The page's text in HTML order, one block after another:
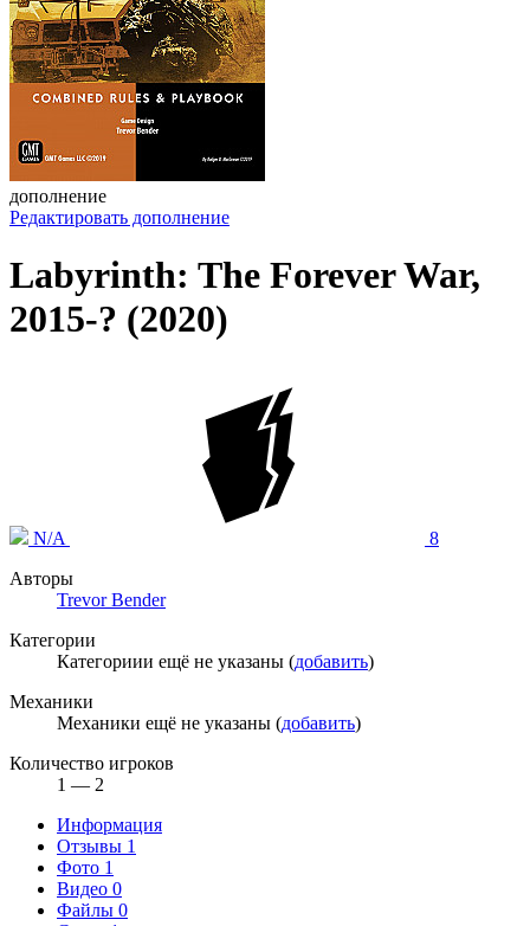
дополнение
Редактировать дополнение
Labyrinth: The Forever War,
2015-? (2020)
N/A
8
Авторы
Trevor Bender
Категории
Категориии ещё не указаны (добавить)
Механики
Механики ещё не указаны (добавить)
Количество игроков
1 — 2
Информация
Отзывы 1
Фото 1
Видео 0
Файлы 0